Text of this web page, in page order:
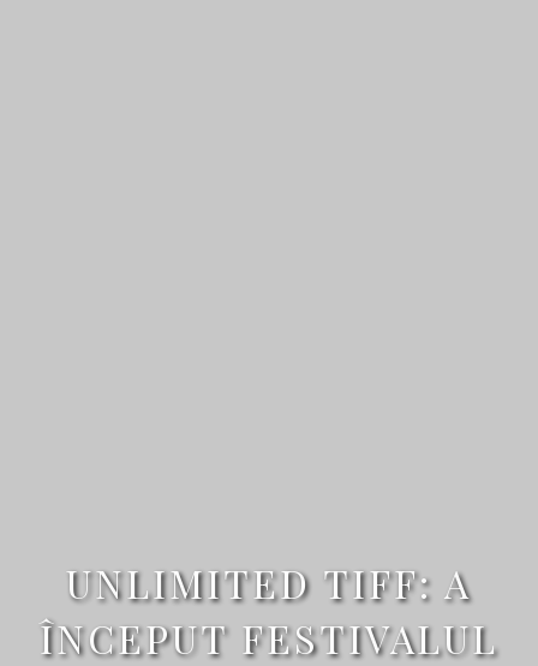
UNLIMITED TIFF: A
ÎNCEPUT FESTIVALUL